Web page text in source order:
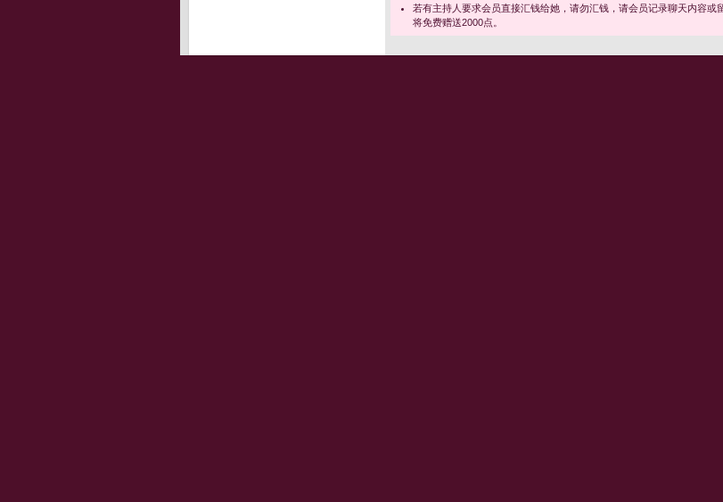
若有主持人要求会员直接汇钱给她，请勿汇钱，请会员记录聊天内容
将免费赠送2000点。